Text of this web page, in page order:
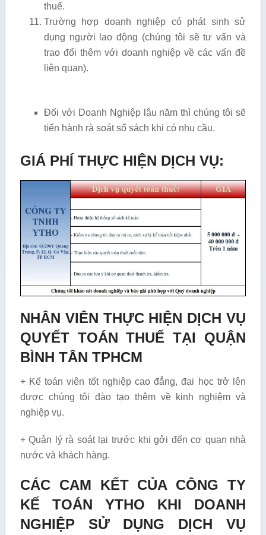
thuế.
Trường hợp doanh nghiệp có phát sinh sử
dụng người lao động (chúng tôi sẽ tư vấn và
trao đổi thêm với doanh nghiệp về các vấn đề
liên quan).
Đối với Doanh Nghiệp lâu năm thì chúng tôi sẽ
tiến hành rà soát sổ sách khi có nhu cầu.
GIÁ PHÍ THỰC HIỆN DỊCH VỤ:
NHÂN VIÊN THỰC HIỆN DỊCH VỤ
QUYẾT TOÁN THUẾ TẠI QUẬN
BÌNH TÂN TPHCM
+ Kế toán viên tốt nghiệp cao đẳng, đại học trở lên
được chúng tôi đào tạo thêm về kinh nghiệm và
nghiệp vụ.
+ Quản lý rà soát lại trước khi gởi đến cơ quan nhà
nước và khách hàng.
CÁC CAM KẾT CỦA CÔNG TY
KẾ TOÁN YTHO KHI DOANH
NGHIỆP SỬ DỤNG DỊCH VỤ